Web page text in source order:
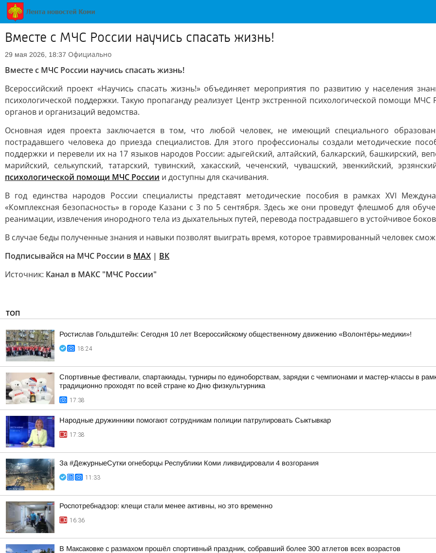
Вместе с МЧС России научись спасать жизнь!
29 мая 2026, 18:37 Официально
Вместе с МЧС России научись спасать жизнь!
Всероссийский проект «Научись спасать жизнь!» объединяет мероприятия по развитию у населения
психологической поддержки. Такую пропаганду реализует Центр экстренной психологической помощи
органов и организаций ведомства.
Основная идея проекта заключается в том, что любой человек, не имеющий специального
пострадавшего человека до приезда специалистов. Для этого профессионалы создали методические
поддержки и перевели их на 17 языков народов России: адыгейский, алтайский, балкарский, башкирский,
марийский, селькупский, татарский, тувинский, хакасский, чеченский, чувашский, эвенкийский,
психологической помощи МЧС России и доступны для скачивания.
В год единства народов России специалисты представят методические пособия в рамках XVI
«Комплексная безопасность» в городе Казани с 3 по 5 сентября. Здесь же они проведут флешмоб для
реанимации, извлечения инородного тела из дыхательных путей, перевода пострадавшего в устойчивое
В случае беды полученные знания и навыки позволят выиграть время, которое травмированный человек
Подписывайся на МЧС России в MAX | ВК
Источник: Канал в МАКС "МЧС России"
ТОП
Ростислав Гольдштейн: Сегодня 10 лет Всероссийскому общественному движению «Волонтёры-медики»!
18:24
Спортивные фестивали, спартакиады, турниры по единоборствам, зарядки с чемпионами и мастер-классы в
традиционно проходят по всей стране ко Дню физкультурника
17:38
Народные дружинники помогают сотрудникам полиции патрулировать Сыктывкар
17:38
За #ДежурныеСутки огнеборцы Республики Коми ликвидировали 4 возгорания
11:33
Роспотребнадзор: клещи стали менее активны, но это временно
16:36
В Максаковке с размахом прошёл спортивный праздник, собравший более 300 атлетов всех возрастов